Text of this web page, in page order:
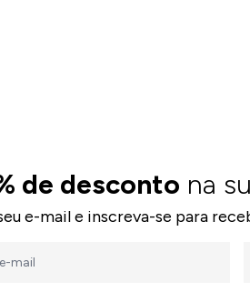
de desconto na
e-mail e inscreva-se para